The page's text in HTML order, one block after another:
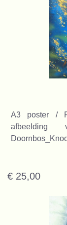
A3 poster /
afbeelding
€ 25,00